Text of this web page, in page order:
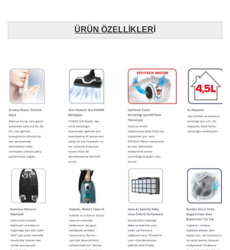
ÜRÜN ÖZELLİKLER